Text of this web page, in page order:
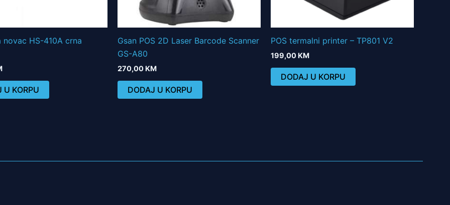
novac HS-410A crna
U KORPU
Gsan POS 2D Laser Barcode Scanner
GS-A80
270,00 KM
DODAJ U KORPU
POS termalni printer – TP801 V2
199,00 KM
DODAJ U KORPU